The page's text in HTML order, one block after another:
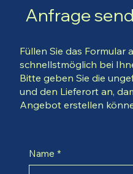
Anfrage
Füllen Sie das Formular
schnellstmöglich bei
Bitte geben Sie die
und den Lieferort an,
Angebot erstellen
Name *